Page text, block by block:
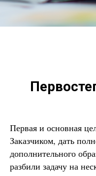
Первая и основная
Заказчиком, дать
дополнительного
разбили задачу на